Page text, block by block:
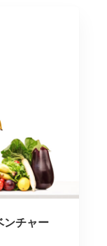
ンチャー